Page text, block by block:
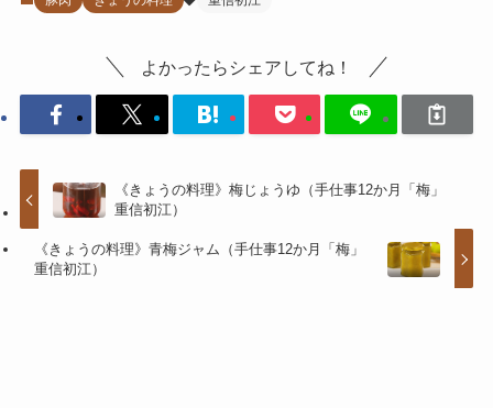
よかったらシェアしてね！
《きょうの料理》梅じょうゆ（手仕事12か月「梅」
重信初江）
《きょうの料理》青梅ジャム（手仕事12か月「梅」
重信初江）